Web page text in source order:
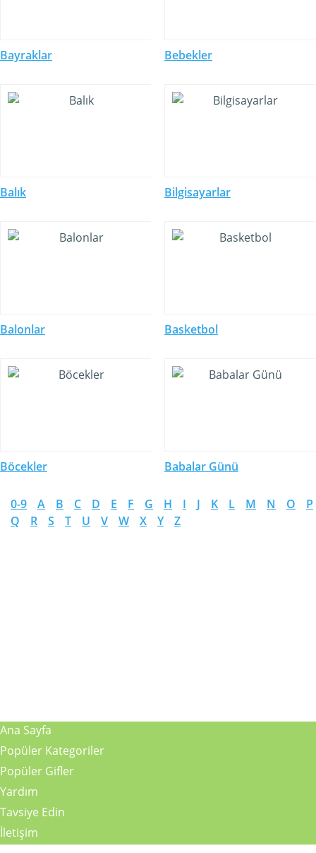
Bayraklar Bebekler
Balık Bilgisayarlar
Balonlar Basketbol
Böcekler Babalar Günü
0-9 A B C D E F G H I J K L M N O
P
Q
R S T U V W X Y Z
Ana Sayfa
Popüler Kategoriler
Popüler Gifler
Yardım
Tavsiye Edin
İletişim